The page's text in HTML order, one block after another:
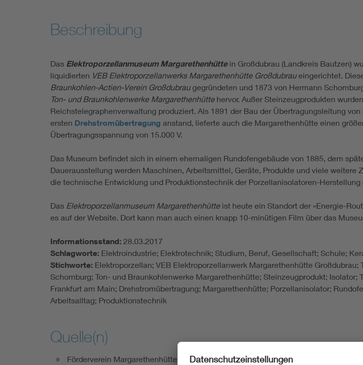
Beschreibung
Das Elektroporzellanmuseum Margarethenhüttein Großdubrau (Landkreis Bautzen)
liquidierten VEB Elektroporzellanwerks Margarethenhütte Großdubraueingerichtet.
Braunkohlen-Actien-Verein Großdubraugegründeten und 1873 von Hermann
Ton- und Braunkohlenwerke Margarethenhütte hervor. Außer Steinzeugprodukten
Reichstelegraphenverwaltung produziert. Als 1891 der Bau der Übertragungsleitung
ersten Drehstromübertragung anstand, lieferte auch die Margarethenhütte einen
Übertragungsspannung von 15.000 V.
Das Museum befindet sich in einem ehemaligen Rundofengebäude von 1885, dem
Dauerausstellung werden Maschinen, Arbeitsmittel, Geräte, Produkte und viele
die technische Entwicklung und Produktionstechnik der Porzellanisolatoren-Herstellung
Das Elektroporzellanmuseum Margarethenhütteist heute ein Standort der »Energie-
es auf der Website. Dort kann man auch einen knapp 10-minütigen Film über das
Informationsstand: 28.03.2017
Schlagworte: Elektroindustrie; Elektrotechnik; Studium, Beruf, Gesellschaft; Schule;
Stichworte: Elektroporzellan; VEB Elektroporzellanwerk Margarethenhütte
Schomburg; Ton- und Braunkohlenwerke Margarethenhütte; Steinzeugprodukt;
Frankfurt am Main; Drehstromübertragung; Margarethenhütte; Porzellanisolator;
Arbeitsalltag; Produktionstechnik
Quelle(n)
Förderverein Margarethenhütte Großdubrau e.V. (Hrsg.), Von Kohle, Ton und